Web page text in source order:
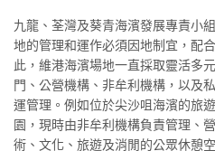
九龍、荃灣及葵青海濱發展專責小
地的管理和運作必須因地制宜，配
此，維港海濱場地一直採取靈活多
門、公營機構、非牟利機構，以及
運管理。例如位於尖沙咀海濱的旅
園，現時由非牟利機構負責管理、
術、文化、旅遊及消閒的公眾休憩